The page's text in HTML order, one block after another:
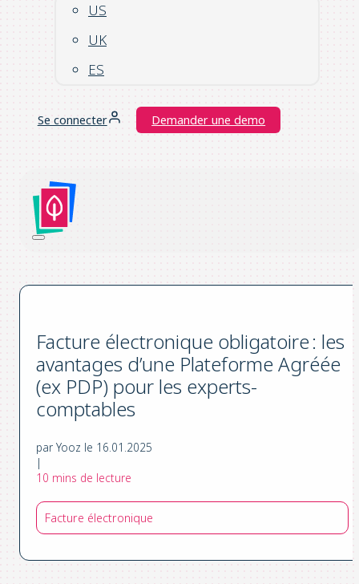
US
UK
ES
Se connecter Demander une demo
Facture électronique obligatoire : les
avantages d’une Plateforme Agréée
(ex PDP) pour les experts-
comptables
par Yooz le 16.01.2025
|
10 mins de lecture
Facture électronique